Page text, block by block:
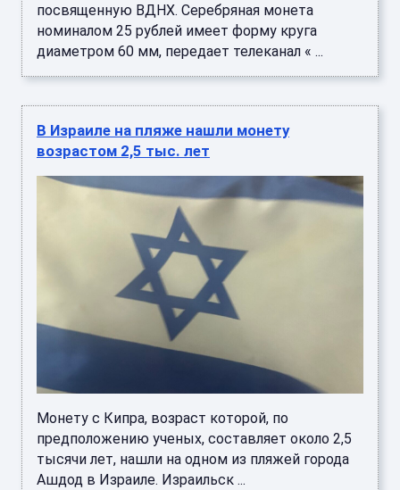
посвященную ВДНХ. Серебряная монета
номиналом 25 рублей имеет форму круга
диаметром 60 мм, передает телеканал « ...
В Израиле на пляже нашли монету
возрастом 2,5 тыс. лет
Монету с Кипра, возраст которой, по
предположению ученых, составляет около 2,5
тысячи лет, нашли на одном из пляжей города
Ашдод в Израиле. Израильск ...